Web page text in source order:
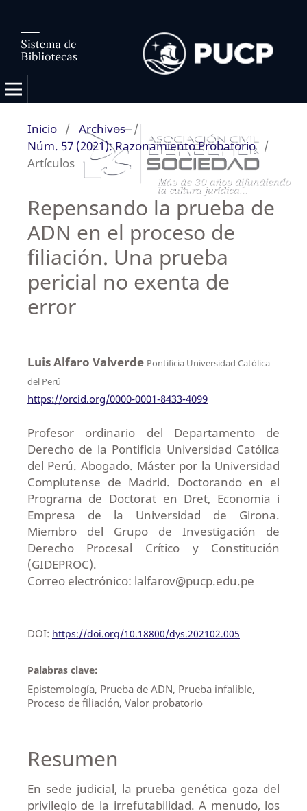
Inicio / Archivos /
Núm. 57 (2021): Razonamiento Probatorio /
Artículos
Repensando la prueba de
ADN en el proceso de
filiación. Una prueba
pericial no exenta de
error
Luis Alfaro Valverde Pontificia Universidad Católica
del Perú
https://orcid.org/0000-0001-8433-4099
Profesor ordinario del Departamento de
Derecho de la Pontificia Universidad Católica
del Perú. Abogado. Máster por la Universidad
Complutense de Madrid. Doctorando en el
Programa de Doctorat en Dret, Economia i
Empresa de la Universidad de Girona.
Miembro del Grupo de Investigación de
Derecho Procesal Crítico y Constitución
(GIDEPROC).
Correo electrónico: lalfarov@pucp.edu.pe
DOI: https://doi.org/10.18800/dys.202102.005
Palabras clave:
Epistemología, Prueba de ADN, Prueba infalible,
Proceso de filiación, Valor probatorio
Resumen
En sede judicial, la prueba genética goza del
privilegio de la irrefutabilidad. A menudo, los